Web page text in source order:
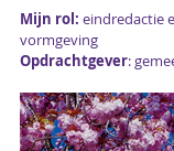
Mijn rol: eindredactie
vormgeving
Opdrachtgever: